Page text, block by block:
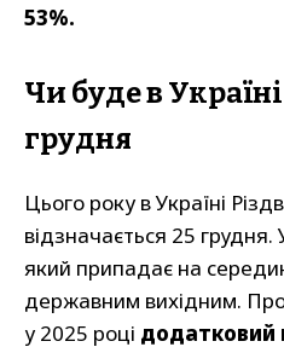
53%.
Чи буде в
грудня
Цього року в Україні
відзначається 25
який припадає на
державним вихідним.
у 2025 році додатковий